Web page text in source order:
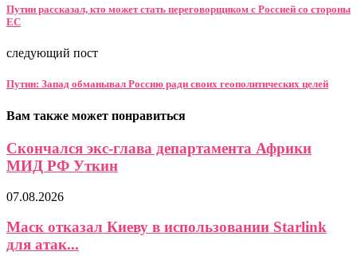
Путин рассказал, кто может стать переговорщиком с Россией со стороны
ЕС
следующий пост
Путин: Запад обманывал Россию ради своих геополитических целей
Вам также может понравиться
Скончался экс-глава департамента Африки
МИД РФ Уткин
07.08.2026
Маск отказал Киеву в использовании Starlink
для атак...